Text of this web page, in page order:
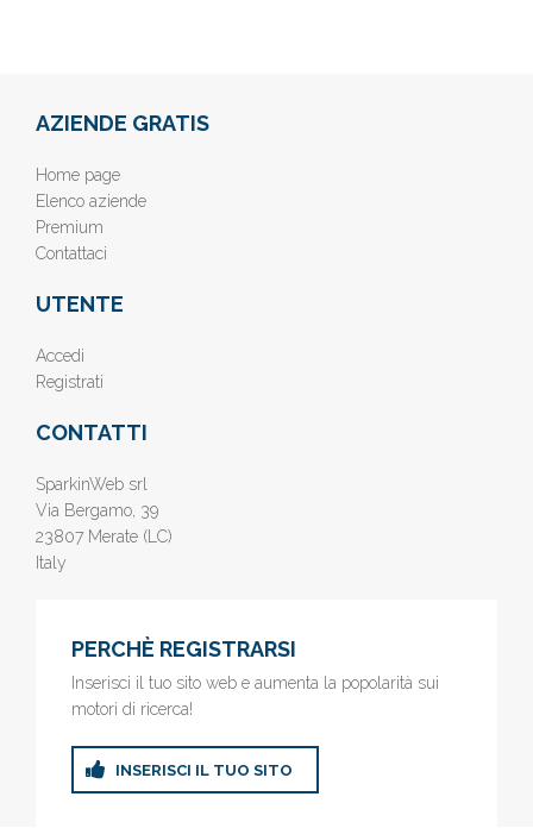
AZIENDE GRATIS
Home page
Elenco aziende
Premium
Contattaci
UTENTE
Accedi
Registrati
CONTATTI
SparkinWeb srl
Via Bergamo, 39
23807 Merate (LC)
Italy
PERCHÈ REGISTRARSI
Inserisci il tuo sito web e aumenta la popolarità sui
motori di ricerca!
INSERISCI IL TUO SITO